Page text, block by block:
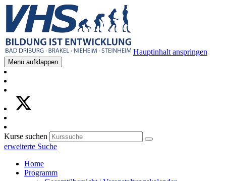
Hauptinhalt anspringen
Menü aufklappen
Kurse suchen
erweiterte Suche
Home
Programm